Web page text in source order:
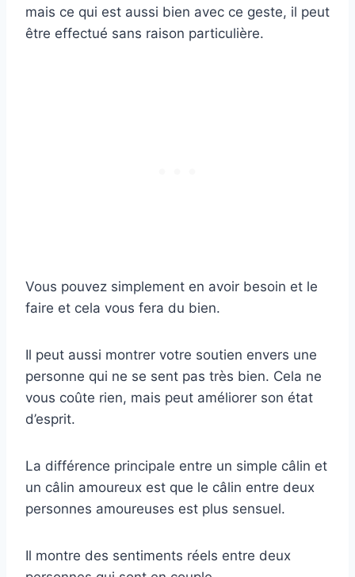
mais ce qui est aussi bien avec ce geste, il peut
être effectué sans raison particulière.
Vous pouvez simplement en avoir besoin et le
faire et cela vous fera du bien.
Il peut aussi montrer votre soutien envers une
personne qui ne se sent pas très bien. Cela ne
vous coûte rien, mais peut améliorer son état
d’esprit.
La différence principale entre un simple câlin et
un câlin amoureux est que le câlin entre deux
personnes amoureuses est plus sensuel.
Il montre des sentiments réels entre deux